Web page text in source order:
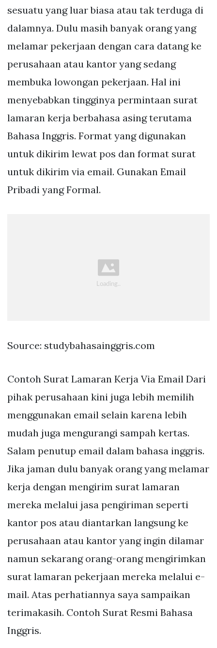
sesuatu yang luar biasa atau tak terduga di
dalamnya. Dulu masih banyak orang yang
melamar pekerjaan dengan cara datang ke
perusahaan atau kantor yang sedang
membuka lowongan pekerjaan. Hal ini
menyebabkan tingginya permintaan surat
lamaran kerja berbahasa asing terutama
Bahasa Inggris. Format yang digunakan
untuk dikirim lewat pos dan format surat
untuk dikirim via email. Gunakan Email
Pribadi yang Formal.
Source: studybahasainggris.com
Contoh Surat Lamaran Kerja Via Email Dari
pihak perusahaan kini juga lebih memilih
menggunakan email selain karena lebih
mudah juga mengurangi sampah kertas.
Salam penutup email dalam bahasa inggris.
Jika jaman dulu banyak orang yang melamar
kerja dengan mengirim surat lamaran
mereka melalui jasa pengiriman seperti
kantor pos atau diantarkan langsung ke
perusahaan atau kantor yang ingin dilamar
namun sekarang orang-orang mengirimkan
surat lamaran pekerjaan mereka melalui e-
mail. Atas perhatiannya saya sampaikan
terimakasih. Contoh Surat Resmi Bahasa
Inggris.